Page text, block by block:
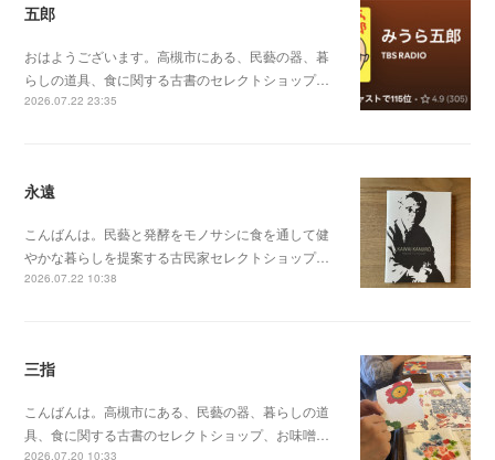
五郎
おはようございます。高槻市にある、民藝の器、暮
らしの道具、食に関する古書のセレクトショップ…
2026.07.22 23:35
永遠
こんばんは。民藝と発酵をモノサシに食を通して健
やかな暮らしを提案する古民家セレクトショップ…
2026.07.22 10:38
三指
こんばんは。高槻市にある、民藝の器、暮らしの道
具、食に関する古書のセレクトショップ、お味噌…
2026.07.20 10:33